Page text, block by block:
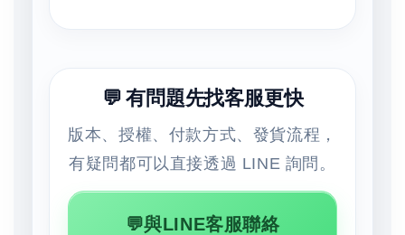
💬 有問題先找客服更快
版本、授權、付款方式、發貨流程，
有疑問都可以直接透過 LINE 詢問。
💬與LINE客服聯絡